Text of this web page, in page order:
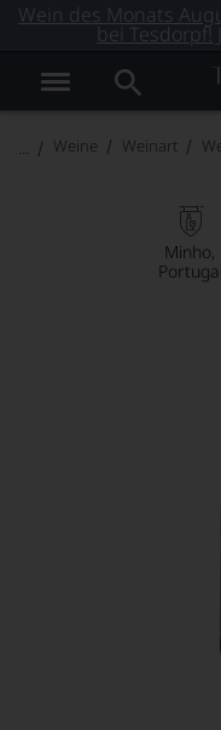
Wein des Monats
bei Tesdorpf!
Weine Weinart
Minho
Portugal